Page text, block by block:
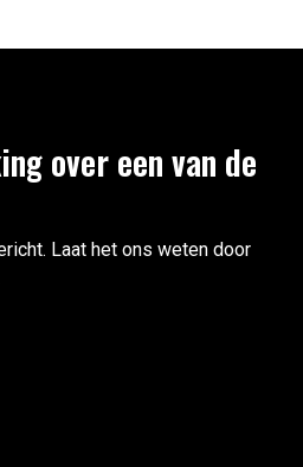
over een van de
Laat het ons weten door